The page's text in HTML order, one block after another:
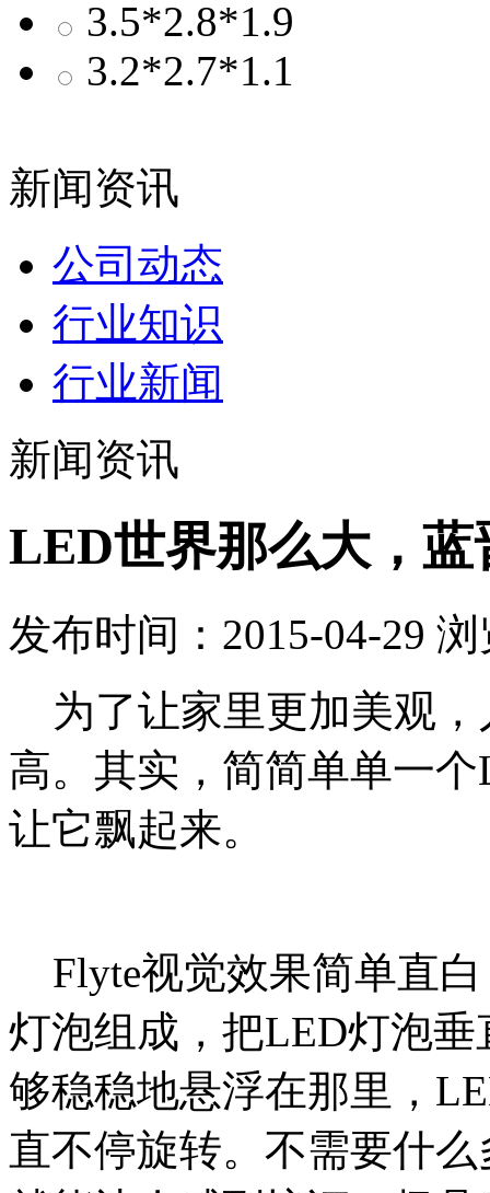
3.5*2.8*1.9
3.2*2.7*1.1
新闻资讯
公司动态
行业知识
行业新闻
新闻资讯
LED世界那么大，
发布时间：2015-04-29
为了让家里更加美观，
高。其实，简简单单一
让它飘起来。
Flyte视觉效果简单直
灯泡组成，把LED灯泡
够稳稳地悬浮在那里，
直不停旋转。不需要什